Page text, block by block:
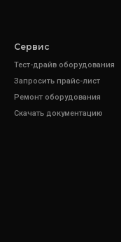
Сервис
Тест-драйв оборудования
Запросить прайс-лист
Ремонт оборудования
Скачать документацию